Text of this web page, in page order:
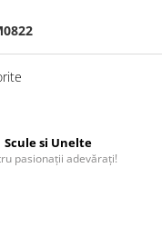
Scule si Unelte
pasionații adevărați!